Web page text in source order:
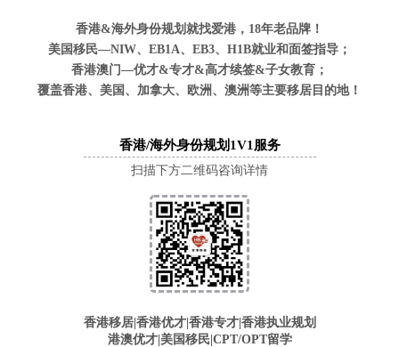
香港&海外身份规划就找爱港，18年老品牌！
美国移民—NIW、EB1A、EB3、H1B就业和面签指导；
香港澳门—优才&专才&高才续签&子女教育 ；
覆盖香港、美国、加拿大、欧洲、澳洲等主要移居目的地！
香港/海外身份规划1V1服务
扫描下方二维码咨询详情
香港移居| 香港优才|香港专才|香港执业规划
港澳优才| 美国移民| CPT/OPT留学